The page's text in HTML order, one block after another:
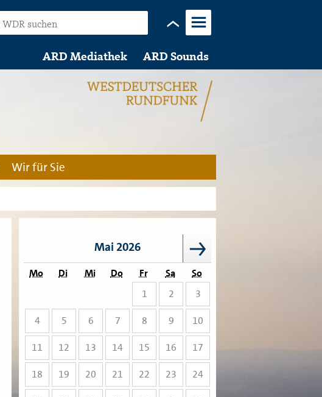
Menü
ARD Mediathek ARD Sounds
Wir für Sie
Mai 2026
Mo Di Mi Do Fr Sa
So
1
2 3
4 5 6 7 8 9 10
11 12 13 14 15 16 17
18 19 20 21 22 23 24